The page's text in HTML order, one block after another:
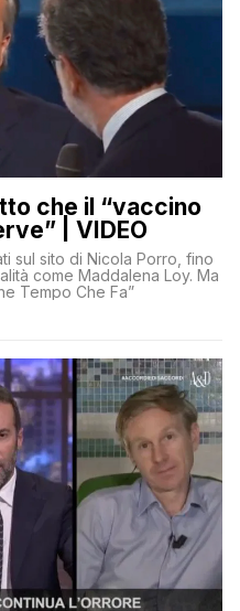
che il “vaccino
| VIDEO
sul sito di Nicola Porro, fino
come Maddalena Loy. Ma
Tempo Che Fa”